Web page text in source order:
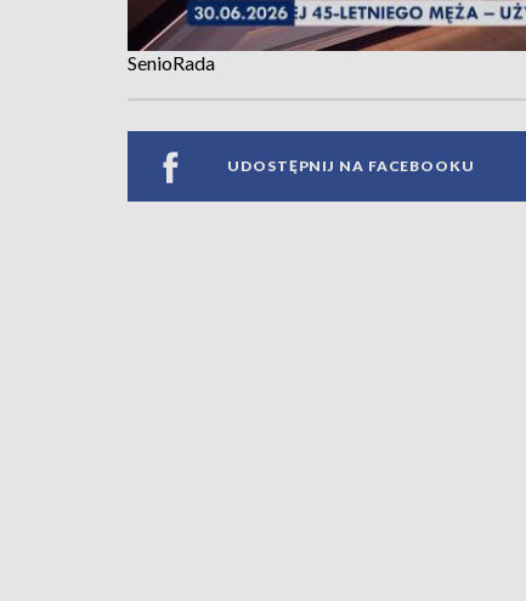
SenioRada
UDOSTĘPNIJ NA FACEBOOKU